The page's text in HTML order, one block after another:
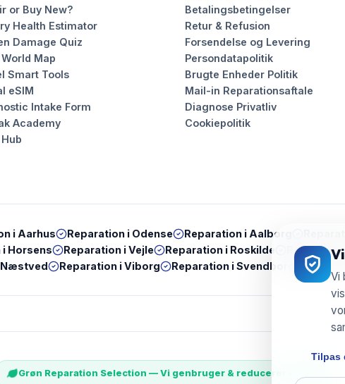
Vi
Tilpas
or Buy New?
Health Estimator
Damage Quiz
Map
Smart Tools
eSIM
Intake Form
Academy
Betalingsbetingelser
Retur & Refusion
Forsendelse og Levering
Persondatapolitik
Brugte Enheder Politik
Mail-in Reparationsaftale
Diagnose Privatliv
Cookiepolitik
i Aarhus Reparation i Odense Reparation i Aalborg
i Horsens Reparation iVejle Reparation i Roskilde
Næstved Reparation iViborg Reparation iSvendborg
Grøn Reparation Selection — Vi genbruger & reducerer e-waste